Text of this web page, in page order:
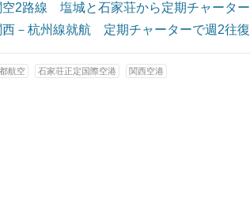
空2路線 塩城と石家荘から定期チャーター
西－杭州線就航 定期チャーターで週2往復
航空 石家荘正定国際空港 関西空港